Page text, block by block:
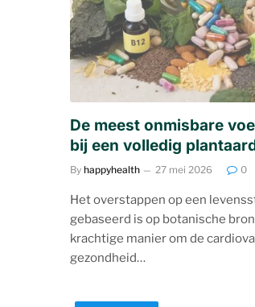
De meest onmisbare
bij een volledig
By happyhealth 27 mei 2026 0
Het overstappen op een
gebaseerd is op botanische
krachtige manier om de
gezondheid…